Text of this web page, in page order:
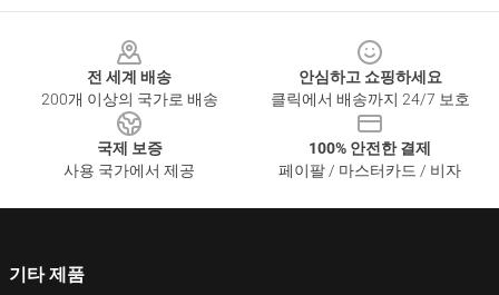
전 세계 배송
200개 이상의 국가로 배송
안심하고 쇼핑하세요
클릭에서 배송까지 24/7 보호
국제 보증
사용 국가에서 제공
100% 안전한 결제
페이팔 / 마스터카드 / 비자
기타 제품